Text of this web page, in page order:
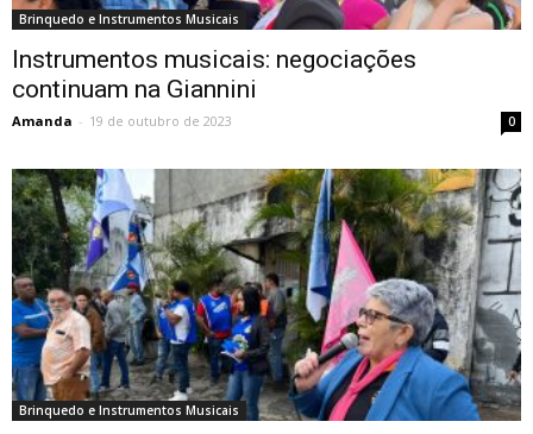
Brinquedo e Instrumentos Musicais
Instrumentos musicais: negociações
continuam na Giannini
Amanda - 19 de outubro de 2023 0
Brinquedo e Instrumentos Musicais